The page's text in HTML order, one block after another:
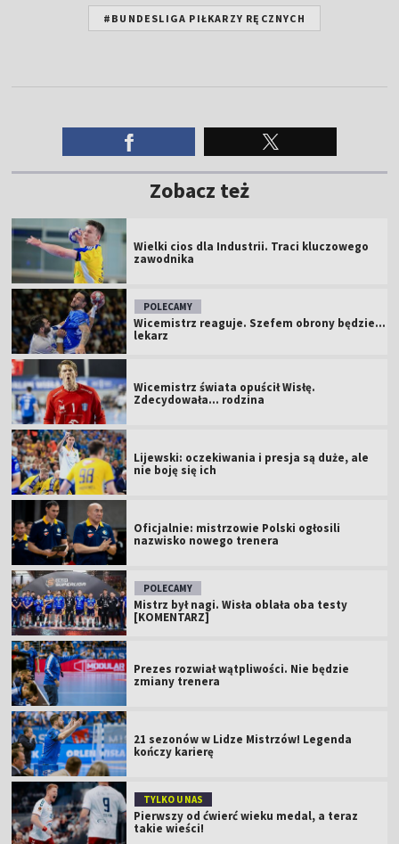
#BUNDESLIGA PIŁKARZY RĘCZNYCH
Zobacz też
Wielki cios dla Industrii. Traci kluczowego
zawodnika
POLECAMY
Wicemistrz reaguje. Szefem obrony będzie...
lekarz
Wicemistrz świata opuścił Wisłę.
Zdecydowała... rodzina
Lijewski: oczekiwania i presja są duże, ale
nie boję się ich
Oficjalnie: mistrzowie Polski ogłosili
nazwisko nowego trenera
POLECAMY
Mistrz był nagi. Wisła oblała oba testy
[KOMENTARZ]
Prezes rozwiał wątpliwości. Nie będzie
zmiany trenera
21 sezonów w Lidze Mistrzów! Legenda
kończy karierę
TYLKO U NAS
Pierwszy od ćwierć wieku medal, a teraz
takie wieści!